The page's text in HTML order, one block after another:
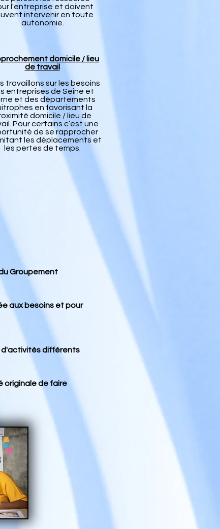
l'entreprise et doivent
intervenir en toute
autonomie.
domicile / lieu
de travail
travaillons sur les besoins
entreprises de Seine et
et des départements
en favorisant la
domicile / lieu de
Pour certains c’est une
de se rapprocher
les déplacements et
les pertes de temps.
Groupement
aux besoins et pour
d'activités différents
originale de faire